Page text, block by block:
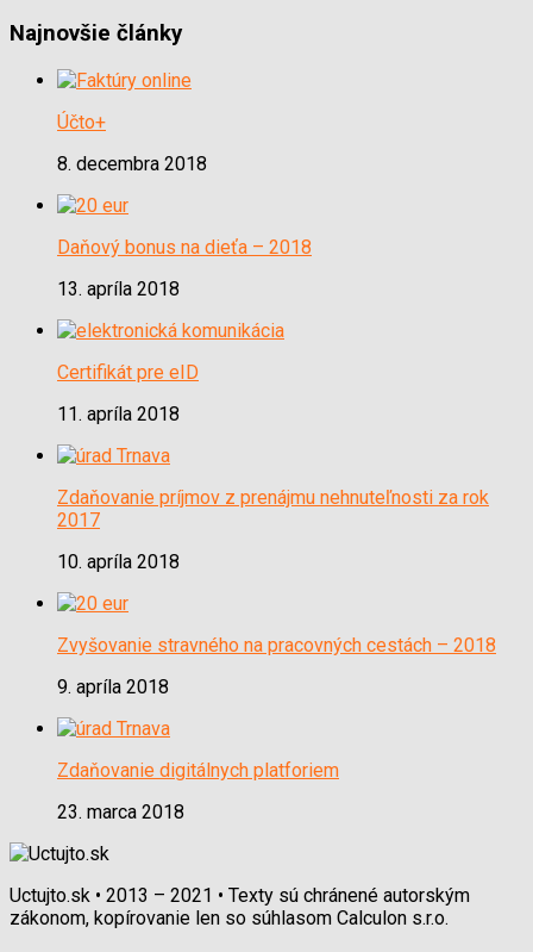
Najnovšie články
Účto+
8. decembra 2018
Daňový bonus na dieťa – 2018
13. apríla 2018
Certifikát pre eID
11. apríla 2018
Zdaňovanie príjmov z prenájmu nehnuteľnosti za rok
2017
10. apríla 2018
Zvyšovanie stravného na pracovných cestách – 2018
9. apríla 2018
Zdaňovanie digitálnych platforiem
23. marca 2018
Uctujto.sk • 2013 – 2021 • Texty sú chránené autorským
zákonom, kopírovanie len so súhlasom Calculon s.r.o.